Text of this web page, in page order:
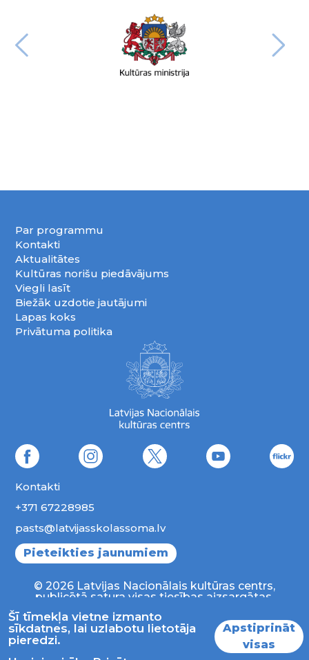
Par programmu
Kontakti
Aktualitātes
Kultūras norišu piedāvājums
Viegli lasīt
Biežāk uzdotie jautājumi
Lapas koks
Privātuma politika
Kontakti
+371 67228985
pasts@latvijasskolassoma.lv
Pieteikties jaunumiem
© 2026 Latvijas Nacionālais kultūras centrs,
publicētā satura visas tiesības aizsargātas.
Šī tīmekļa vietne izmanto
sīkdatnes, lai uzlabotu lietotāja
pieredzi.
Apstiprināt
visas